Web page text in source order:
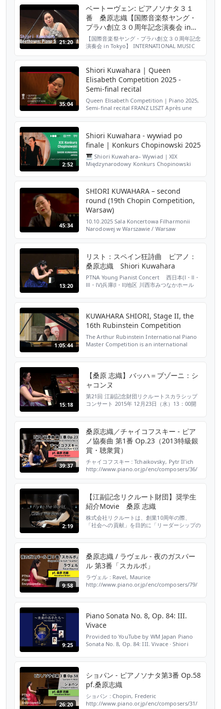
Fryderyka Chopina The 19th Internatio...
21:20
ベートーヴェン: ピアノソナタ３１
番 桑原志織【国際音楽祭ヤング・
プラハ創立３０周年記念演奏会 in
Tokyo】
【国際音楽祭ヤング・プラハ創立３０周年記念
演奏会 in Tokyo】 INTERNATIONAL MUSIC
2021年11月7日(日) 15:00開演 会 場：サン
トリーホール ブルーローズ ( SUNTORY
HOLL Blue ...
35:04
Shiori Kuwahara | Queen
Elisabeth Competition 2025 -
Semi-final recital
Queen Elisabeth Competition | Piano 2025,
Semi-final recital FRANZ LISZT Après une
2:52
Shiori Kuwahara - wywiad po
finale | Konkurs Chopinowski 2025
🎹 Shiori Kuwahara– Wywiad | XIX
Międzynarodowy Konkurs Chopinowski
Ch...
45:34
SHIORI KUWAHARA – second
round (19th Chopin Competition,
Warsaw)
10.10.2025 Sala Koncertowa Filharmonii
Narodowej w Warszawie / Warsaw
13:20
リスト：スペイン狂詩曲 ピアノ：
桑原志織 Shiori Kuwahara
PTNA Young Pianist Concert 西日本(Ⅰ・Ⅱ・
Ⅲ・Ⅳ)兵庫(Ⅰ・Ⅱ)地区 川西市みつなかホール
後援：一般社団法人 全日本ピアノ指導者協会
(PTNA) http://www.pia...
1:05:44
KUWAHARA SHIORI, Stage II, the
16th Rubinstein Competition
The Arthur Rubinstein International Piano
Master Competition is an international
15:18
【桑原 志織】バッハ＝ブゾーニ：シ
ャコンヌ
第21回 江副記念財団リクルートスカラシップ
コンサート 2015年 12月23日（水）13：00開
います。 バッハ＝ブゾーニ：シャコンヌ 桑原
志織（ピアノ）／Shiori Kuwahara(Pf.) 公益
財団法人江副記念リ...
39:37
桑原志織／チャイコフスキー - ピア
ノ協奏曲 第1番 Op.23（2013特級銀
賞・聴衆賞）
チャイコフスキー : Tchaikovsky, Pytr Il'ich
http://www.piano.or.jp/enc/composers/36/
ラ...
2:19
【江副記念リクルート財団】奨学生
紹介Movie 桑原 志織
株式会社リクルートは、創業10周年の際、
「社会への貢献」を目的に「リーダーシップの
1976年に、リクルートからの基金寄付により
財団法人「江副育英会」を設立。2012年に
「公益財団法人江副財団」として公益法人認定
をいただき、201...
9:58
桑原志織 / ラヴェル - 夜のガスパー
ル 第3番「スカルボ」
ラヴェル : Ravel, Maurice
http://www.piano.or.jp/enc/composers/79/
ション 特級セミファイナル】 8月1...
9:25
Piano Sonata No. 8, Op. 84: III.
Vivace
Provided to YouTube by WM Japan Piano
Sonata No. 8, Op. 84: III. Vivace · Shiori
26:20
ショパン - ピアノソナタ第3番 Op.58
pf.桑原志織
ショパン : Chopin, Frederic
http://www.piano.or.jp/enc/composers/31/